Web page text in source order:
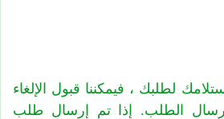
لطلبك ، فيمكننا قبول الإلغاء
الطلب. إذا تم إرسال طلب